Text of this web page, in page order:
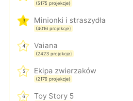
(5175 projekcje)
3 Minionki i straszydła
(4016 projekcje)
4 Vaiana
(2423 projekcje)
5 Ekipa zwierzaków
(2179 projekcje)
6 Toy Story 5